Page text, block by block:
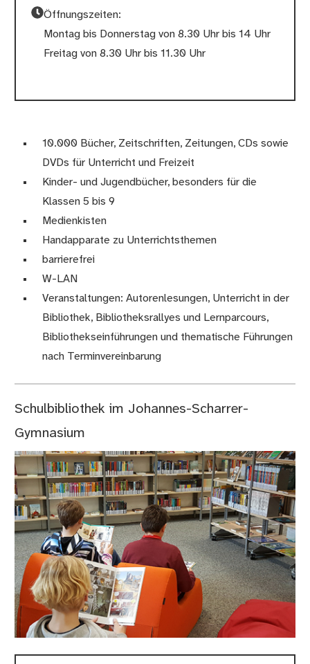
Öffnungszeiten:
Montag bis Donnerstag von 8.30 Uhr bis 14 Uhr
Freitag von 8.30 Uhr bis 11.30 Uhr
10.000 Bücher, Zeitschriften, Zeitungen, CDs sowie
DVDs für Unterricht und Freizeit
Kinder- und Jugendbücher, besonders für die
Klassen 5 bis 9
Medienkisten
Handapparate zu Unterrichtsthemen
barrierefrei
W-LAN
Veranstaltungen: Autorenlesungen, Unterricht in der
Bibliothek, Bibliotheksrallyes und Lernparcours,
Bibliothekseinführungen und thematische Führungen
nach Terminvereinbarung
Schulbibliothek im Johannes-Scharrer-
Gymnasium